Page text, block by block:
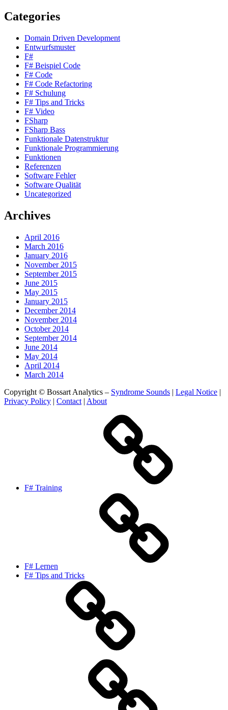
Categories
Domain Driven Development
Entwurfsmuster
F#
F# Beispiel Code
F# Code
F# Code Refactoring
F# Schulung
F# Tips and Tricks
F# Video
FSharp
FSharp Bass
Funktionale Datenstruktur
Funktionale Programmierung
Funktionen
Referenzen
Software Fehler
Software Qualität
Uncategorized
Archives
April 2016
March 2016
January 2016
November 2015
September 2015
June 2015
May 2015
January 2015
December 2014
November 2014
October 2014
September 2014
June 2014
May 2014
April 2014
March 2014
Copyright © Bossart Analytics – Syndrome Sounds | Legal Notice |
Privacy Policy | Contact | About
F# Training
F# Lernen
F# Tips and Tricks